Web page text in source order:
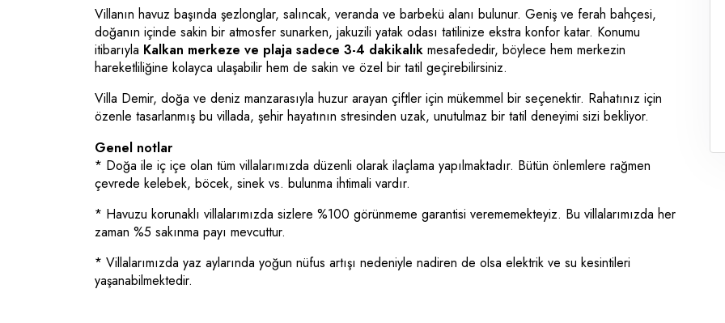
Villanın havuz başında şezlonglar, salıncak, veranda ve barbekü alanı bulunur. Geniş ve ferah bahçesi,
doğanın içinde sakin bir atmosfer sunarken, jakuzili yatak odası tatilinize ekstra konfor katar. Konumu
itibarıyla Kalkan merkeze ve plaja sadece 3-4 dakikalık mesafededir, böylece hem merkezin
hareketliliğine kolayca ulaşabilir hem de sakin ve özel bir tatil geçirebilirsiniz.
Villa Demir, doğa ve deniz manzarasıyla huzur arayan çiftler için mükemmel bir seçenektir. Rahatınız için
özenle tasarlanmış bu villada, şehir hayatının stresinden uzak, unutulmaz bir tatil deneyimi sizi bekliyor.
Genel notlar
* Doğa ile iç içe olan tüm villalarımızda düzenli olarak ilaçlama yapılmaktadır. Bütün önlemlere rağmen
çevrede kelebek, böcek, sinek vs. bulunma ihtimali vardır.
* Havuzu korunaklı villalarımızda sizlere %100 görünmeme garantisi verememekteyiz. Bu villalarımızda her
zaman %5 sakınma payı mevcuttur.
* Villalarımızda yaz aylarında yoğun nüfus artışı nedeniyle nadiren de olsa elektrik ve su kesintileri
yaşanabilmektedir.